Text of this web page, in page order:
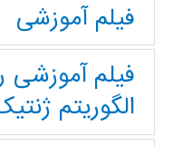
فیلم آموزشی
فیلم آموزشی
الگوریتم